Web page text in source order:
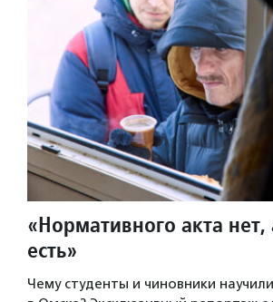
«Нормативного акта
есть»
Чему студенты и чиновники